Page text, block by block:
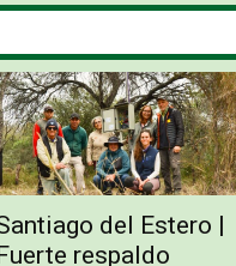
del Estero |
respaldo